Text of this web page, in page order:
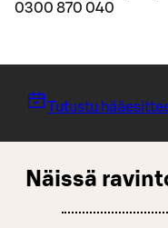
0300 870 040
Tutustu
Näissä